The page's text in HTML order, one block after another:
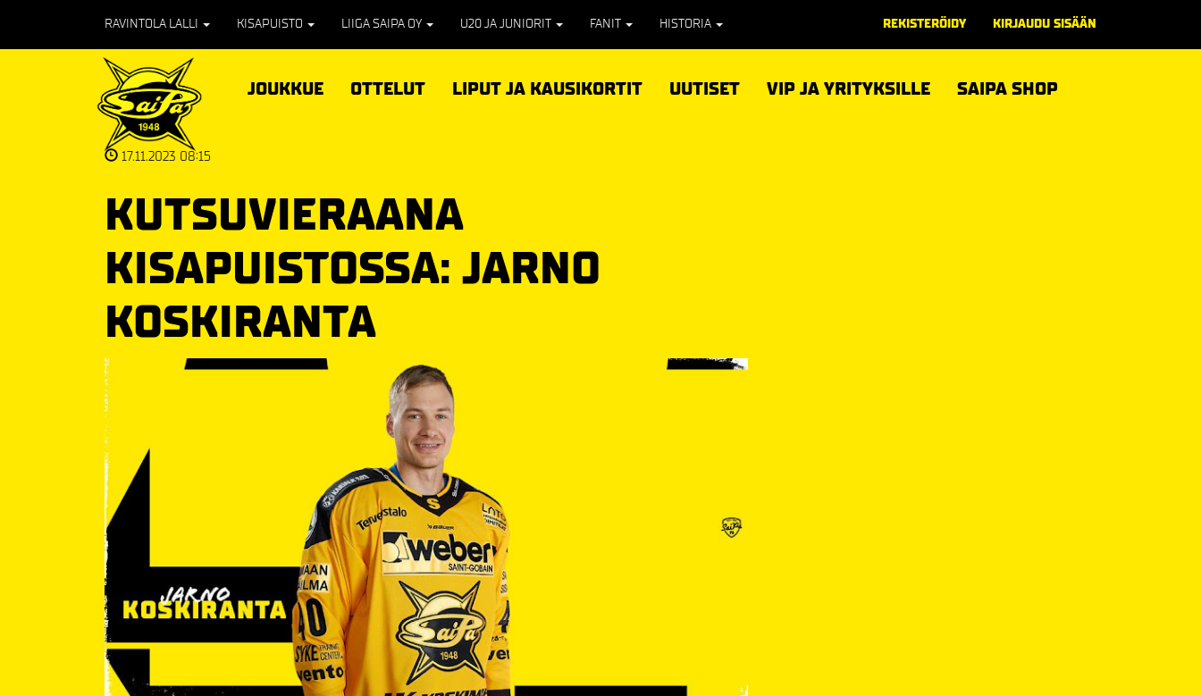
RAVINTOLA LALLI KISAPUISTO LIIGA SAIPA OY U20 JA JUNIORIT FANIT HISTORIA REKISTERÖIDY KIRJAUDU SISÄÄN
JOUKKUE OTTELUT LIPUT JA KAUSIKORTIT UUTISET VIP JA YRITYKSILLE SAIPA SHOP
17.11.2023 08:15
KUTSUVIERAANA
KISAPUISTOSSA: JARNO
KOSKIRANTA